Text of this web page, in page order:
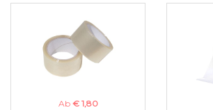
Ab € 1,80